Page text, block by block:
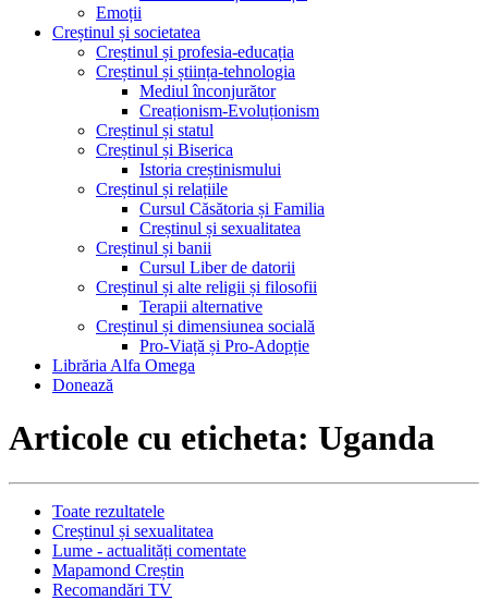
Emoții
Creștinul și societatea
Creștinul și profesia-educația
Creștinul și știința-tehnologia
Mediul înconjurător
Creaționism-Evoluționism
Creștinul și statul
Creștinul și Biserica
Istoria creștinismului
Creștinul și relațiile
Cursul Căsătoria și Familia
Creștinul și sexualitatea
Creștinul și banii
Cursul Liber de datorii
Creștinul și alte religii și filosofii
Terapii alternative
Creștinul și dimensiunea socială
Pro-Viață și Pro-Adopție
Librăria Alfa Omega
Donează
Articole cu eticheta: Uganda
Toate rezultatele
Creștinul și sexualitatea
Lume - actualități comentate
Mapamond Creștin
Recomandări TV